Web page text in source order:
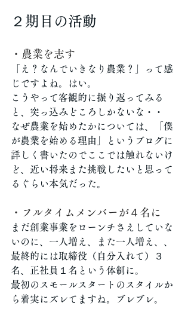
２期目の活動
・農業を志す
「え？なんでいきなり農業？」って感
じですよね。はい。
こうやって客観的に振り返ってみる
と、突っ込みどころしかないな・・
なぜ農業を始めたかについては、「僕
が農業を始める理由」というブログに
詳しく書いたのでここでは触れないけ
ど、近い将来また挑戦したいと思って
るぐらい本気だった。
・フルタイムメンバーが４名に
まだ創業事業をローンチさえしていな
いのに、一人増え、また一人増え、、
最終的には取締役（自分入れて）３
名、正社員１名という体制に。
最初のスモールスタートのスタイルか
ら着実にズレてますね。ブレブレ。